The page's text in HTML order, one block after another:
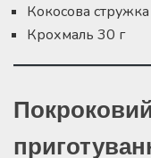
Кокосова
Крохмаль 30 г